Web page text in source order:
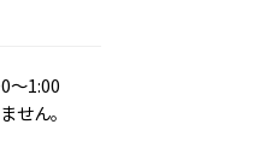
～1:00
せん。